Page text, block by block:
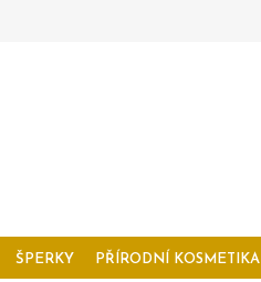
ŠPERKY PŘÍRODNÍ KOSMETIKA